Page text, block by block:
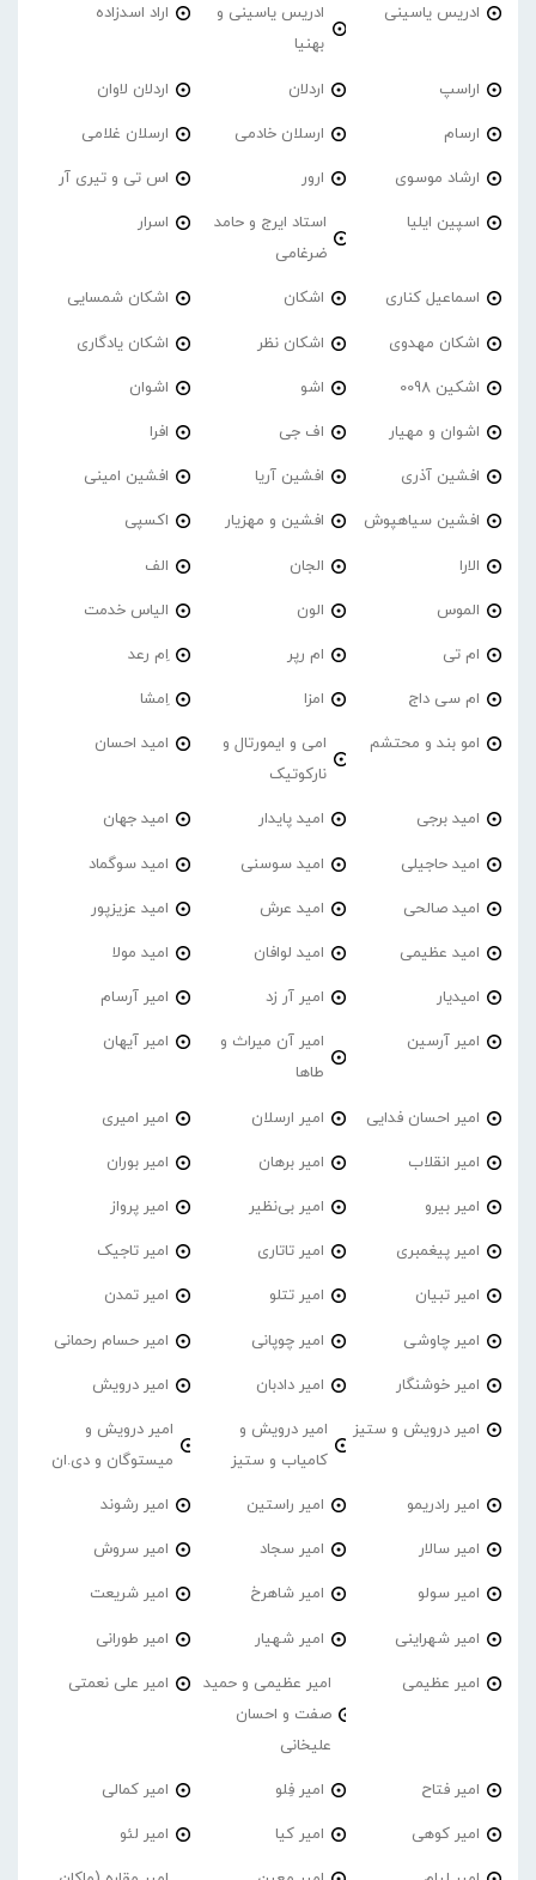
ادریس یاسینی
ادریس یاسینی و
بهنیا
اراد اسدزاده
اراسپ اردلان اردلان لاوان
ارسام ارسلان خادمی ارسلان غلامی
ارشاد موسوی ارور اس تی و تیری آر
اسپین ایلیا
استاد ایرج و حامد
ضرغامی
اسرار
اسماعیل کناری اشکان اشکان شمسایی
اشکان مهدوی اشکان نظر اشکان یادگاری
اشکین 0098 اشو اشوان
اشوان و مهیار اف جی افرا
افشین آذری افشین آریا افشین امینی
افشین سیاهپوش افشین و مهزیار اکسپی
الارا الجان الف
الموس الون الیاس خدمت
ام تی ام رپر اِم رعد
ام سی داج امزا اِمشا
امو بند و محتشم
امی و ایمورتال و
نارکوتیک
امید احسان
امید برجی امید پایدار امید جهان
امید حاجیلی امید سوسنی امید سوگماد
امید صالحی امید عرش امید عزیزپور
امید عظیمی امید لوافان امید مولا
امیدیار امیر آر زد امیر آرسام
امیر آرسین
امیر آن میراث و
طاها
امیر آیهان
امیر احسان فدایی امیر ارسلان امیر امیری
امیر انقلاب امیر برهان امیر‌ بوران
امیر بیرو امیر بی‌نظیر امیر پرواز
امیر پیغمبری امیر تاتاری امیر تاجیک
امیر تبیان امیر تتلو امیر تمدن
امیر چاوشی امیر چوپانی امیر حسام رحمانی
امیر خوشنگار امیر دادبان امیر درویش
امیر درویش و ستیز
امیر درویش و
کامیاب و ستیز
امیر درویش و
میستوگان و دی.ان
امیر رادریمو امیر راستین امیر رشوند
امیر سالار امیر سجاد امیر سروش
امیر سولو امیر شاهرخ امیر شریعت
امیر شهراینی امیر شهیار امیر طورانی
امیر عظیمی
امیر عظیمی و حمید
صفت و احسان
علیخانی
امیر علی نعمتی
امیر فتاح امیر فِلو امیر کمالی
امیر کوهی امیر کیا امیر لئو